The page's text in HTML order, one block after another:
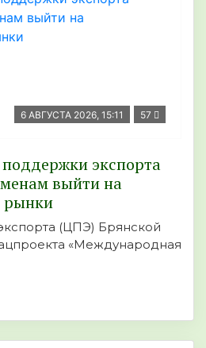
6 АВГУСТА 2026, 15:11 57
экспорта
выйти на
рынки
(ЦПЭ) Брянской
«Международная